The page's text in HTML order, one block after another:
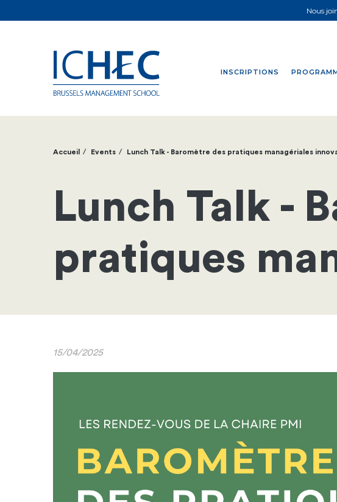
INSCRIPTIONS
Nous
Fil
d'Ariane
Accueil Events Lunch Talk - Baromètre des pratiques managériales
Lunch Talk -
pratiques
15/04/2025